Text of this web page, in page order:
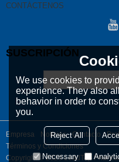
CONTÁCTENOS
SUSCRIPCIÓN
Empresa Noticias Contacto
Términos y Condiciones
Copyright © 2026LeadTop
We use cookies to
experience. They also
behavior in order to
you.
Reject All
Necessary